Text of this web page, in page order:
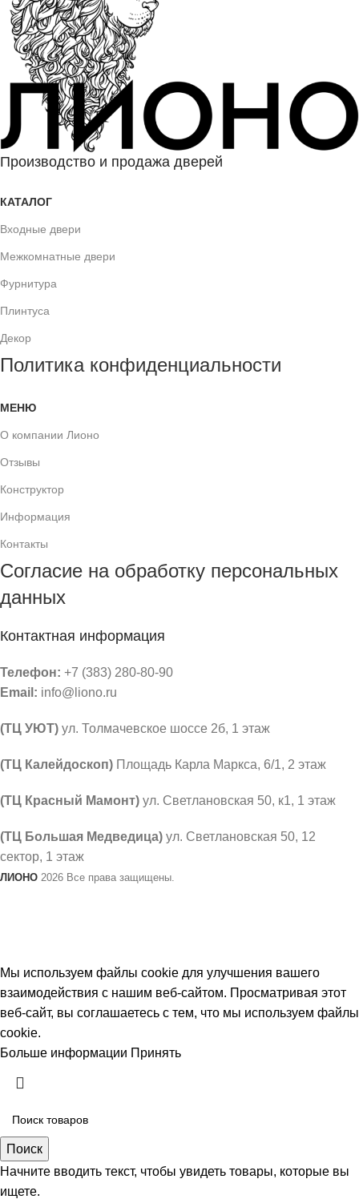
Производство и продажа дверей
КАТАЛОГ
Входные двери
Межкомнатные двери
Фурнитура
Плинтуса
Декор
Политика конфиденциальности
МЕНЮ
О компании Лионо
Отзывы
Конструктор
Информация
Контакты
Согласие на обработку персональных
данных
Контактная информация
Телефон: +7 (383) 280-80-90
Email: info@liono.ru
(ТЦ УЮТ) ул. Толмачевское шоссе 2б, 1 этаж
​(​ТЦ Калейдоскоп) Площадь Карла Маркса, 6/1, 2 этаж
(ТЦ Красный Мамонт) ул. Светлановская 50, к1, 1 этаж
(ТЦ Большая Медведица) ул. Светлановская 50, ​12
сектор, 1 этаж
ЛИОНО 2026 Все права защищены.
Мы используем файлы cookie для улучшения вашего
взаимодействия с нашим веб-сайтом. Просматривая этот
веб-сайт, вы соглашаетесь с тем, что мы используем файлы
cookie.
Больше информации Принять
Поиск
Начните вводить текст, чтобы увидеть товары, которые вы
ищете.